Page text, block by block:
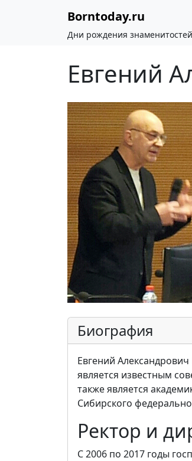
Borntoday.ru
Дни рождения знаменитостей
Евгений
Биография
Евгений
является известным
также является
Сибирского
Ректор и
С 2006 по 2017 годы